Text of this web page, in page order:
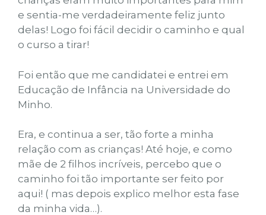
e sentia-me verdadeiramente feliz junto
delas! Logo foi fácil decidir o caminho e qual
o curso a tirar!
Foi então que me candidatei e entrei em
Educação de Infância na Universidade do
Minho.
Era, e continua a ser, tão forte a minha
relação com as crianças! Até hoje, e como
mãe de 2 filhos incríveis, percebo que o
caminho foi tão importante ser feito por
aqui! ( mas depois explico melhor esta fase
da minha vida…).